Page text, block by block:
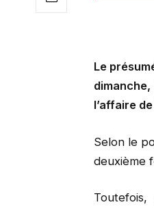
Le
l’affaire
Selon le
deuxième
Toutefois,